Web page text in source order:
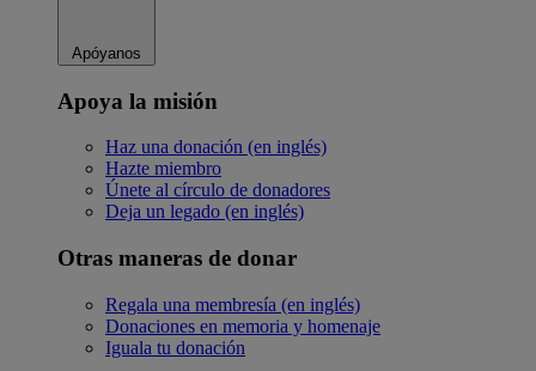
Apóyanos
Apoya la misión
Haz una donación (en inglés)
Hazte miembro
Únete al círculo de donadores
Deja un legado (en inglés)
Otras maneras de donar
Regala una membresía (en inglés)
Donaciones en memoria y homenaje
Iguala tu donación